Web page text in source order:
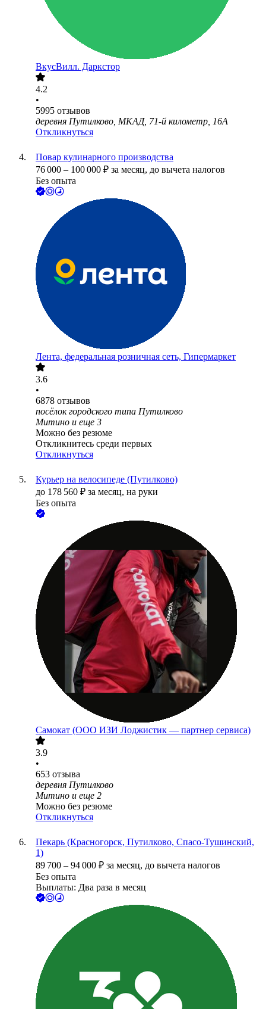
ВкусВилл. Даркстор
4.2
•
5995 отзывов
деревня Путилково, МКАД, 71-й километр, 16А
Откликнуться
Повар кулинарного производства
76 000 – 100 000 ₽ за месяц, до вычета налогов
Без опыта
Лента, федеральная розничная сеть, Гипермаркет
3.6
•
6878 отзывов
посёлок городского типа Путилково
Митино и еще 3
Можно без резюме
Откликнитесь среди первых
Откликнуться
Курьер на велосипеде (Путилково)
до 178 560 ₽ за месяц, на руки
Без опыта
Самокат (ООО ИЗИ Лоджистик — партнер сервиса)
3.9
•
653 отзыва
деревня Путилково
Митино и еще 2
Можно без резюме
Откликнуться
Пекарь (Красногорск, Путилково, Спасо-Тушинский,
1)
89 700 – 94 000 ₽ за месяц, до вычета налогов
Без опыта
Выплаты: Два раза в месяц